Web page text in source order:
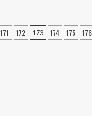
en
Cajamarca
morrón
alcanzan
171 172 173 174 175 176